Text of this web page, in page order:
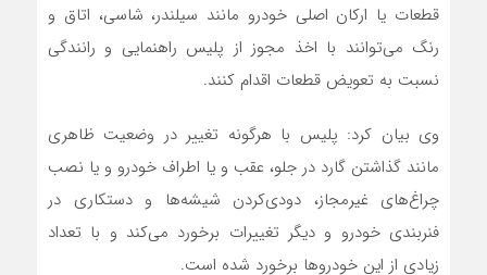
قطعات یا ارکان اصلی خودرو مانند سیلندر، شاسی، اتاق و
رنگ می‌توانند با اخذ مجوز از پلیس راهنمایی‌ و رانندگی
نسبت به تعویض قطعات اقدام کنند.
وی بیان کرد: پلیس با هرگونه تغییر در وضعیت ظاهری
مانند گذاشتن گارد در جلو، عقب و یا اطراف خودرو و یا نصب
چراغ‌های غیرمجاز، دودی‌کردن شیشه‌ها و دستکاری در
فنربندی خودرو و دیگر تغییرات برخورد می‌کند و با تعداد
زیادی از این خودروها برخورد شده‌ است.